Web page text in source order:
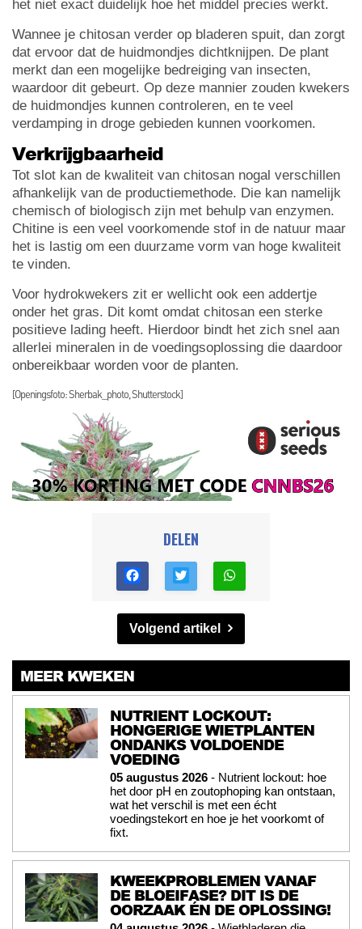
het niet exact duidelijk hoe het middel precies werkt.
Wannee je chitosan verder op bladeren spuit, dan zorgt
dat ervoor dat de huidmondjes dichtknijpen. De plant
merkt dan een mogelijke bedreiging van insecten,
waardoor dit gebeurt. Op deze mannier zouden kwekers
de huidmondjes kunnen controleren, en te veel
verdamping in droge gebieden kunnen voorkomen.
Verkrijgbaarheid
Tot slot kan de kwaliteit van chitosan nogal verschillen
afhankelijk van de productiemethode. Die kan namelijk
chemisch of biologisch zijn met behulp van enzymen.
Chitine is een veel voorkomende stof in de natuur maar
het is lastig om een duurzame vorm van hoge kwaliteit
te vinden.
Voor hydrokwekers zit er wellicht ook een addertje
onder het gras. Dit komt omdat chitosan een sterke
positieve lading heeft. Hierdoor bindt het zich snel aan
allerlei mineralen in de voedingsoplossing die daardoor
onbereikbaar worden voor de planten.
[Openingsfoto: Sherbak_photo, Shutterstock]
DELEN
Volgend artikel
MEER KWEKEN
NUTRIENT LOCKOUT:
HONGERIGE WIETPLANTEN
ONDANKS VOLDOENDE
VOEDING
05 augustus 2026 - Nutrient lockout: hoe
het door pH en zoutophoping kan ontstaan,
wat het verschil is met een écht
voedingstekort en hoe je het voorkomt of
fixt.
KWEEKPROBLEMEN VANAF
DE BLOEIFASE? DIT IS DE
OORZAAK ÉN DE OPLOSSING!